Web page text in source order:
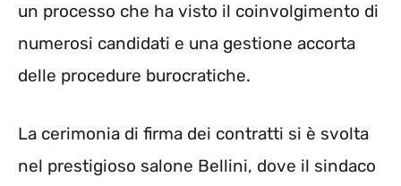
un processo che ha visto il coinvolgimento di
numerosi candidati e una gestione accorta
delle procedure burocratiche.
La cerimonia di firma dei contratti si è svolta
nel prestigioso salone Bellini, dove il sindaco